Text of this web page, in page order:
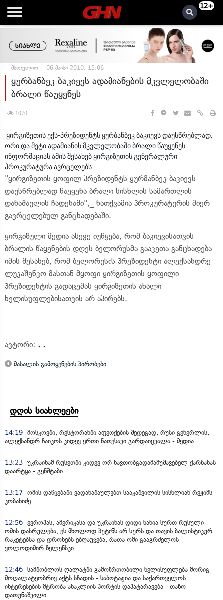
12+
მსოფლიო 06 მაისი 2010, 15:06
ყურბანბეკ ბაკიევს ადამიანების მკვლელობაში
ბრალი წაუყენეს
1070
ყირგიზეთის ექს-პრეზიდენტს ყურბანბეკ ბაკიევს დაუსწრებლად,
ორი და მეტი ადამიანის მკვლელობაში ბრალი წაუყენეს.
ინფორმაციას ამის შესახებ ყირგიზეთის გენერალური
პროკურატურა ავრცელებს.
"ყირგიზეთის ყოფილ პრეზიდენტს ყურმანბეკ ბაკიევს
დაუსწრებლად წაეყენა ბრალი სისხლის სამართლის
დანაშაულის ჩადენაში",_ ნათქვამია პროკურატურის მიერ
გავრცელებულ განცხადებაში.
ყირგიზული მედია ასევე იუწყება, რომ ბაკიევისათვის
ბრალის წაყენების დღეს ბელორუსმა გააკეთა განცხადება
იმის შესახებ, რომ ბელორუსის პრეზიდენტი ალექსანდრე
ლუკაშენკო მასთან მყოფი ყირგიზეთის ყოფილი
პრეზიდენტის გადაცემას ყირგიზეთის ახალი
ხელისუფლებისათვის არ აპირებს.
ავტორი: . .
მასალის გამოყენების პირობები
დღის სიახლეები
14:19 მოსკოვში, რესტორანში აფეთქების შედეგად, რუსი გენერლის,
ალექსანდრ ჩაიკოს კიდევ ერთი ნათესავი გარდაიცვალა - მედია
13:23 უკრაინამ რუსეთში კიდევ ორ ნავთობგადამამუშავებელ ქარხანას
დაარტყა - გენშტაბი
13:17 ომის დაწყებაში ვადანაშაულებთ სააკაშვილის სისხლიან რეჟიმს -
კობახიძე
12:56 ევროპას, ამერიკასა და უკრაინას დიდი ხანია სურთ რუსული
ომის დასრულება, ეს მხოლოდ პუტინს არ სურს და თავის ბალისტიკურ
რაკეტებსა და დრონებს ებღაუჭება, რათა ომი გააგრძელოს -
ვოლოდიმირ ზელენსკი
12:46 სამშობლოს ღალატში გამოწრთობილი ხელისუფლება მორიგ
მოღალატეობრივ აქტს სჩადის - საბოტაჟია და საქართველოს
ინტერესების მტრობა ანაკლიის პორტის დაპატარავება - თაზო
დათუნაშვილი